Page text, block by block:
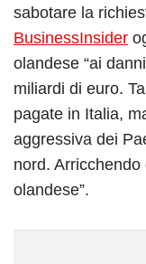
sabotare la
BusinessInsider
olandese “ai
miliardi di euro.
pagate in Italia,
aggressiva dei
nord.
olandese”.